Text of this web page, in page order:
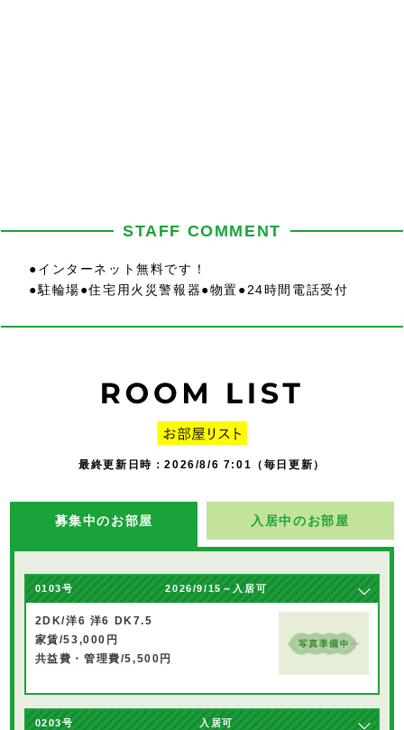
STAFF COMMENT
●インターネット無料です！
●駐輪場●住宅用火災警報器●物置●24時間電話受付
最終更新日時：2026/8/6 7:01（毎日更新）
募集中のお部屋 入居中のお部屋
0103号 2026/9/15～入居可
2DK/洋6 洋6 DK7.5
家賃/53,000円
共益費・管理費/5,500円
0203号 入居可